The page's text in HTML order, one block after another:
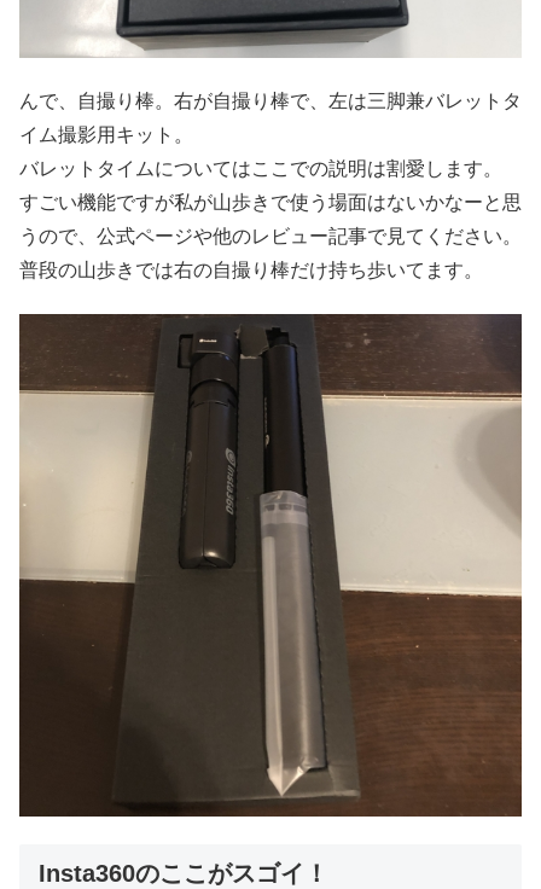
んで、自撮り棒。右が自撮り棒で、左は三脚兼バレットタ
イム撮影用キット。
バレットタイムについてはここでの説明は割愛します。
すごい機能ですが私が山歩きで使う場面はないかなーと思
うので、公式ページや他のレビュー記事で見てください。
普段の山歩きでは右の自撮り棒だけ持ち歩いてます。
Insta360のここがスゴイ！